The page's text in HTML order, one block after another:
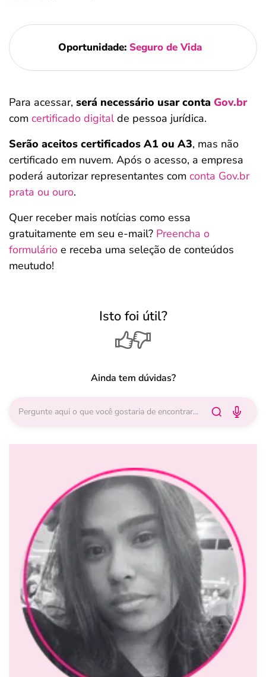
Oportunidade: Seguro de Vida
Para acessar, será necessário usar conta Gov.br
com certificado digitalde pessoa jurídica.
Serão aceitos certificados A1 ou A3, mas não
certificado em nuvem. Após o acesso, a empresa
poderá autorizar representantes com conta Gov.br
prata ou ouro.
Quer receber mais notícias como essa
gratuitamente em seu e-mail? Preencha o
formulário e receba uma seleção de conteúdos
meutudo!
Isto foi útil?
Ainda tem dúvidas?